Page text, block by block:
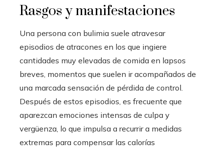
Rasgos y manifestaciones
Una persona con bulimia suele atravesar
episodios de atracones en los que ingiere
cantidades muy elevadas de comida en lapsos
breves, momentos que suelen ir acompañados de
una marcada sensación de pérdida de control.
Después de estos episodios, es frecuente que
aparezcan emociones intensas de culpa y
vergüenza, lo que impulsa a recurrir a medidas
extremas para compensar las calorías